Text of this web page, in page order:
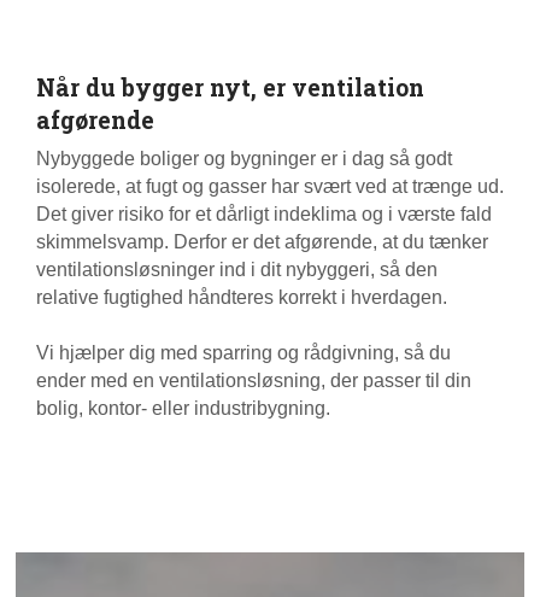
Når du bygger nyt, er ventilation
afgørende
Nybyggede boliger og bygninger er i dag så godt
isolerede, at fugt og gasser har svært ved at trænge ud.
Det giver risiko for et dårligt indeklima og i værste fald
skimmelsvamp. Derfor er det afgørende, at du tænker
ventilationsløsninger ind i dit nybyggeri, så den
relative fugtighed håndteres korrekt i hverdagen.
Vi hjælper dig med sparring og rådgivning, så du
ender med en ventilationsløsning, der passer til din
bolig, kontor- eller industribygning.